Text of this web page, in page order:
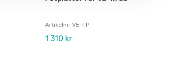
Artikelnr: VE-FP
1 310 kr